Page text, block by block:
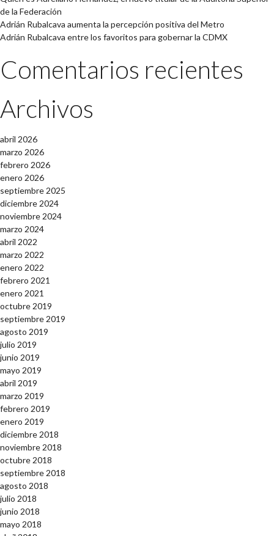
de la Federación
Adrián Rubalcava aumenta la percepción positiva del Metro
Adrián Rubalcava entre los favoritos para gobernar la CDMX
Comentarios recientes
Archivos
abril 2026
marzo 2026
febrero 2026
enero 2026
septiembre 2025
diciembre 2024
noviembre 2024
marzo 2024
abril 2022
marzo 2022
enero 2022
febrero 2021
enero 2021
octubre 2019
septiembre 2019
agosto 2019
julio 2019
junio 2019
mayo 2019
abril 2019
marzo 2019
febrero 2019
enero 2019
diciembre 2018
noviembre 2018
octubre 2018
septiembre 2018
agosto 2018
julio 2018
junio 2018
mayo 2018